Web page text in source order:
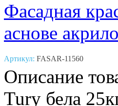
Фасадная
аснове
Артикул: FASAR-11560
Описание
Tury бела